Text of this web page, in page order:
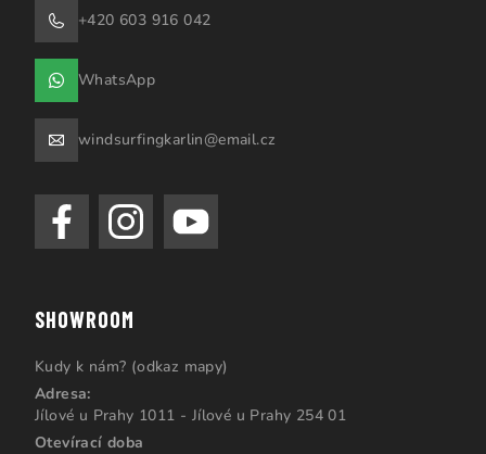
+420 603 916 042
WhatsApp
windsurfingkarlin@email.cz
SHOWROOM
Kudy k nám? (odkaz mapy)
Adresa:
Jílové u Prahy 1011 - Jílové u Prahy 254 01
Otevírací doba